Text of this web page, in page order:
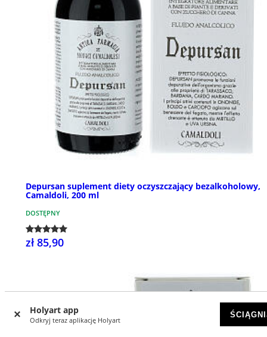
Holyart app
Odkryj teraz aplikację Holyart
Depursan suplement diety oczyszczający bezalkoholowy,
Camaldoli, 200 ml
DOSTĘPNY
zł 85,90